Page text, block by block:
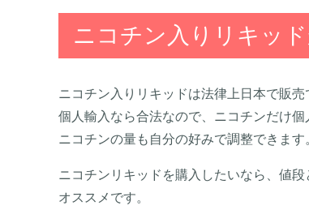
ニコチン入りリキッ
ニコチン入りリキッドは法律上日本で販売
個人輸入なら合法なので、ニコチンだけ
ニコチンの量も自分の好みで調整できます
ニコチンリキッドを購入したいなら、値
オススメです。